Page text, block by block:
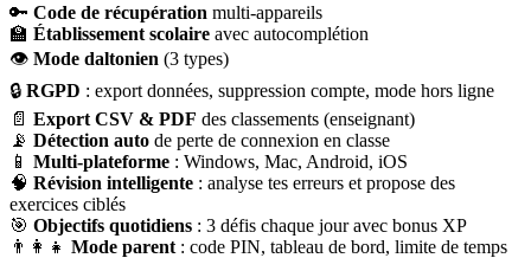
🔑 Code de récupération multi-appareils
🏫 Établissement scolaire avec autocomplétion
👁 Mode daltonien (3 types)
🔒 RGPD : export données, suppression compte, mode hors ligne
📄 Export CSV & PDF des classements (enseignant)
📡 Détection auto de perte de connexion en classe
📱 Multi-plateforme : Windows, Mac, Android, iOS
🧠 Révision intelligente : analyse tes erreurs et propose des
exercices ciblés
🎯 Objectifs quotidiens : 3 défis chaque jour avec bonus XP
👨‍👩‍👧 Mode parent : code PIN, tableau de bord, limite de temps